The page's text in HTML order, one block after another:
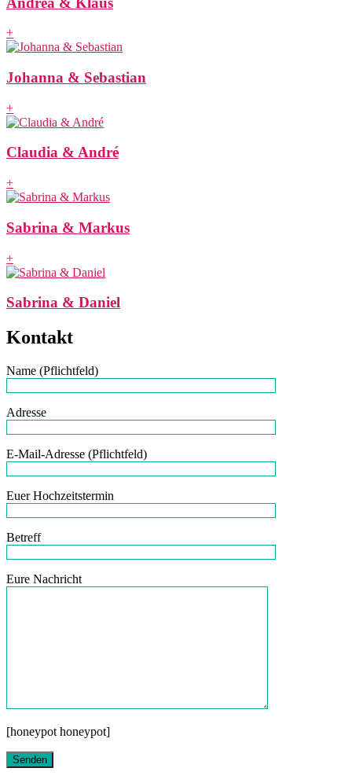
+
Johanna & Sebastian
+
Claudia & André
+
Sabrina & Markus
+
Sabrina & Daniel
Kontakt
Name (Pflichtfeld)
Adresse
E-Mail-Adresse (Pflichtfeld)
Euer Hochzeitstermin
Betreff
Eure Nachricht
[honeypot honeypot]